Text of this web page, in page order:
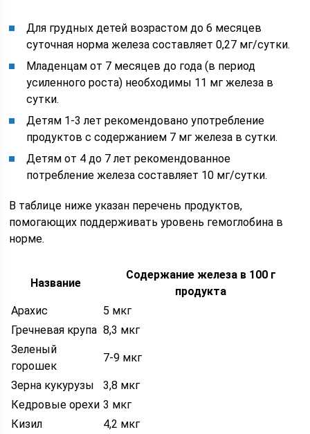
Для грудных детей возрастом до 6 месяцев
суточная норма железа составляет 0,27 мг/сутки.
Младенцам от 7 месяцев до года (в период
усиленного роста) необходимы 11 мг железа в
сутки.
Детям 1-3 лет рекомендовано употребление
продуктов с содержанием 7 мг железа в сутки.
Детям от 4 до 7 лет рекомендованное
потребление железа составляет 10 мг/сутки.
В таблице ниже указан перечень продуктов,
помогающих поддерживать уровень гемоглобина в
норме.
Название
Содержание железа в 100 г
продукта
Арахис
5 мкг
Гречневая крупа 8,3 мкг
Зеленый
горошек
7-9 мкг
Зерна кукурузы
3,8 мкг
Кедровые орехи 3 мкг
Кизил
4,2 мкг